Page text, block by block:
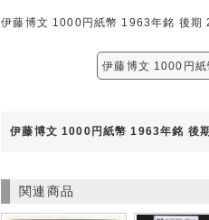
伊藤博文 1000円紙幣 1963年銘 後期
伊藤博文 1000円
伊藤博文 1000円紙幣 1963年銘 後
関連商品